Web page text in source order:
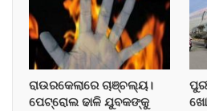
ରାଉରକେଲାରେ ଚାଞ୍ଚଲ୍ୟ।
ପେଟ୍ରୋଲ ଢାଳି ଯୁବକଙ୍କୁ